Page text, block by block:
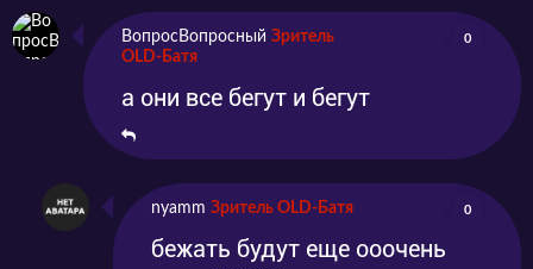
ВопросВопросный Зритель
OLD-Батя
0
а они все бегут и бегут
nyamm Зритель OLD-Батя 0
бежать будут еще ооочень